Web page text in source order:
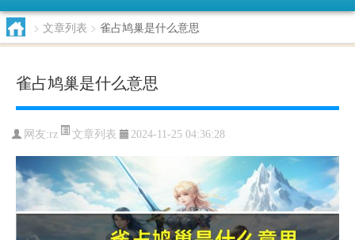
> 文章列表 > 雀占鸠巢是什么意思
雀占鸠巢是什么意思
网友:rz 文章列表 2024-11-25 04:36:28